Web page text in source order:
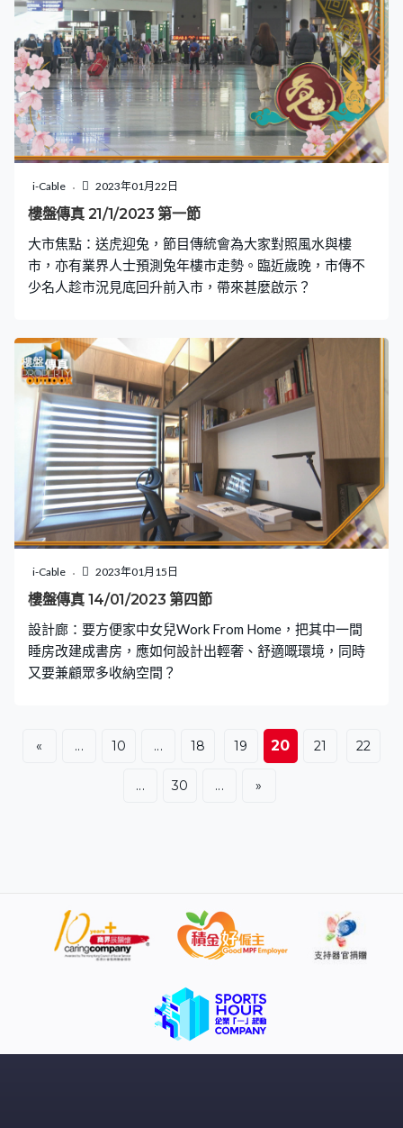
i-Cable 2023年01月22日
樓盤傳真 21/1/2023 第一節
大市焦點：送虎迎兔，節目傳統會為大家對照風水與樓
市，亦有業界人士預測兔年樓市走勢。臨近歲晚，市傳不
少名人趁市況見底回升前入市，帶來甚麼啟示？
i-Cable 2023年01月15日
樓盤傳真 14/01/2023 第四節
設計廊：要方便家中女兒Work From Home，把其中一間
睡房改建成書房，應如何設計出輕奢、舒適嘅環境，同時
又要兼顧眾多收納空間？
« ... 10 ... 18 19 20 21 22
... 30 ... »